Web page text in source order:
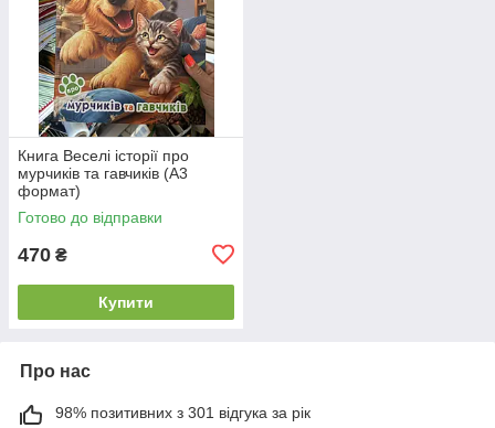
Книга Веселі історії про
мурчиків та гавчиків (А3
формат)
Готово до відправки
470 ₴
Купити
Про нас
98% позитивних з 301 відгука за рік